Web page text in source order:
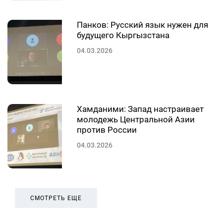
Панков: Русский язык нужен для
будущего Кыргызстана
04.03.2026
Хамданими: Запад настраивает
молодежь Центральной Азии
против России
04.03.2026
СМОТРЕТЬ ЕЩЕ